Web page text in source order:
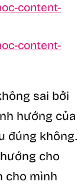
sai bởi
hướng của
đúng không.
cho
cho mình